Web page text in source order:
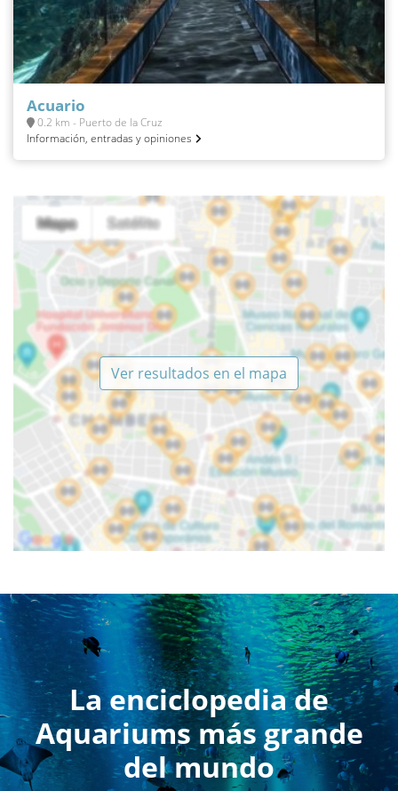
Acuario
0.2 km - Puerto de la Cruz
Información, entradas y opiniones
Ver resultados en el mapa
La enciclopedia de
Aquariums más grande
del mundo